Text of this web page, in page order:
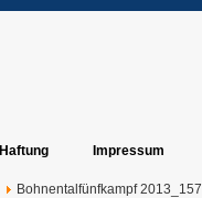
Haftung Impressum
Bohnentalfünfkampf 2013_157